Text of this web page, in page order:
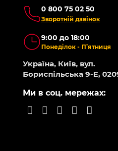
0 800 75 02 50
Зворотній дзвінок
9:00 до 18:00
Понеділок - П’ятниця
Україна, Київ, вул.
Бориспільська 9-Е,
Ми в соц. мережах: